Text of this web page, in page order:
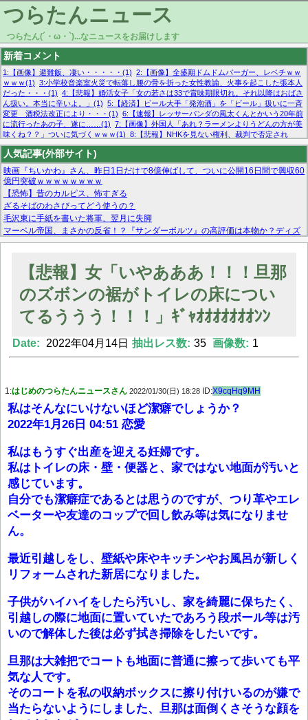
つらたんニュース
つらたん(´・ω・`)...なニュースをお届けします
新着コメント
1:【画像】避難飯、凄い・・・・・(1) 2:【画像】全盛期ドムドムバーガー、レベチｗｗ
ｗｗｗ(1) 3:小学校音楽室火災で転落し腰の骨を折った女性教諭、火事を起こした張本人
だった・・・(1) 4:【悲報】婚活女子「女の若さは33で賞味期限切れ。それ以降はおばさ
ん扱い。本当に辛いよ。」(1) 5:【経済】ビール大手「発泡酒」を「ビール」扱いに一斉
変更 酒税法改正により・・・(1) 6:【速報】レッサーパンダの風太くんとかいう20年前
に流行ったあの子、遂に……(1) 7:【画像】外国人「あれ？ラーメンよりうどんの方が美
味くね？？」ついに気づくｗｗｗ(1) 8:【悲報】NHKを見ない権利、裁判で否定され
る・・・(1) 9:欧州委員長「原発縮小は間違いでした」(1) 10:【悲報】日本企業の人手不
足、限界突破 52%「正社員も足りてません…」(1)
人気記事(外部サイト)
映画『ちいかわ』さん、昨日1日だけで8億伸ばして、ついに公開16日間で興収60
億円突破ｗｗｗｗｗｗｗｗ
【恐怖】昔のカルピス、怖すぎる
ざるそばのわさびってどう使うの？
毛沢東に手紙を書いた将軍、翌月に失脚
マーベル帝国、まさかの反省！？『サンダーボルツ』の高評価は本物か？ディズ
ニーCEOの「量より質」宣言の裏で渦巻くファンの本音とMCUの未来を徹底考
【モー娘。石田亜佑美】ファーストテイク出演も新規獲得ならず？北川莉央が1
【画像あり】FacebookとかTwitterで拾ったエロ画像貼ってくよ
Powered by livedoor 相互RSS
【悲報】女「いやあああ！！！旦那
のズボンの裾がトイレの床につい
てるううう！！！」ｷﾞｬｵｵｵｵｵｵｵﾝﾝ
Date: 2022年04月14日 抽出レス数: 35 画像数: 1
1:はじめのつらたんニュースさん 2022/01/30(日) 18:28 ID:X9cqHq9MH
私はそんなにいけないほど潔癖でしょうか？
2022年1月26日 04:51 恋愛
私はもうすぐ出産を迎える妊婦です。
私はトイレの床・壁・便器と、家ではない地面が汚いと
感じています。
自分でも潔癖症であるとは思うのですが、つり革やエレ
ベーターや友達のコップで回し飲み等は気になりませ
ん。
最近引越しをし、壁紙や床やキッチンやお風呂が新しく
リフォームされた新居になりました。
子供がハイハイをしたら汚いし、家を綺麗に保ちたく、
引越しの際に地面に置いていたであろう段ボール等は汚
いので解体した後は必ず拭き掃除をしたいです。
旦那は大雑把でコートも地面に普通に擦って歩いても平
気な人です。
そのコートを私の収納ボックスに擦り付けいるのが嫌で
当たらないようにしました、旦那は面倒くさそうな顔を